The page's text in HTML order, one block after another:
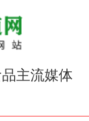
报道食品